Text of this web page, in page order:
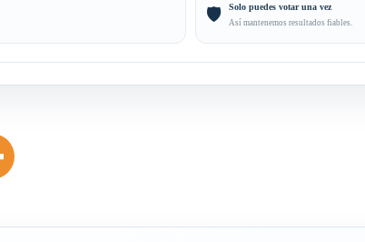
🛡️ Solo puedes votar una vez
Así mantenemos resultados fiables.